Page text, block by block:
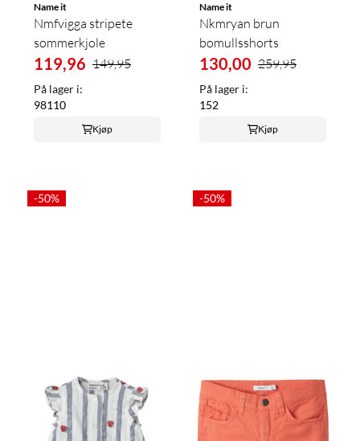
Name it
Nmfvigga stripete
sommerkjole
119,96 149,95
På lager i:
98110
Kjøp
Name it
Nkmryan brun
bomullsshorts
130,00 259,95
På lager i:
152
Kjøp
-50% -50%